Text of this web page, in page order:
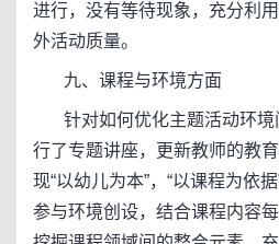
进行，没有等待现象，充分利
外活动质量。
九、课程与环境方面
针对如何优化主题活动环境
行了专题讲座，更新教师的教
现“以幼儿为本”，“以课程为依
参与环境创设，结合课程内容